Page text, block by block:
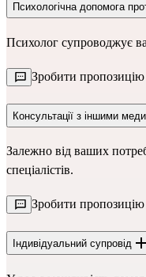
Психологічна допомога
Психолог супроводжує
Зробити
Консультації з іншими
Залежно від ваших
спеціалістів.
Зробити
Індивідуальний супровід